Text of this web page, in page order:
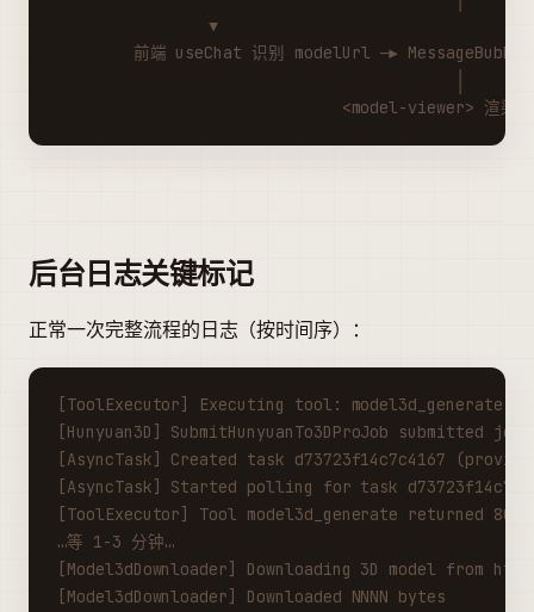
                ▼
前端 useChat 识别 modelUrl ─▶ MessageBubble
<model-viewer> 渲染
后台日志关键标记
正常一次完整流程的日志（按时间序）：
[ToolExecutor] Executing tool: model3d_generate
[Hunyuan3D] SubmitHunyuanTo3DProJob submitted
[AsyncTask] Created task d73723f14c7c4167
[AsyncTask] Started polling for task
[ToolExecutor] Tool model3d_generate returned 80
…等 1-3 分钟…
[Model3dDownloader] Downloading 3D model
[Model3dDownloader] Downloaded NNNN bytes